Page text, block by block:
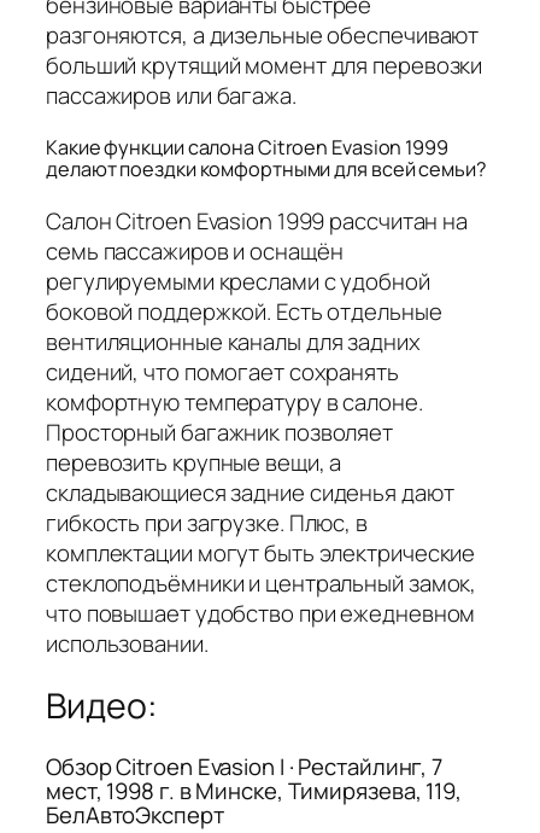
разгоняются, а дизельные обеспечивают
больший крутящий момент для перевозки
пассажиров или багажа.
Какие функции салона Citroen Evasion 1999
делают поездки комфортными для всей семьи?
Салон Citroen Evasion 1999 рассчитан на
семь пассажиров и оснащён
регулируемыми креслами с удобной
боковой поддержкой. Есть отдельные
вентиляционные каналы для задних
сидений, что помогает сохранять
комфортную температуру в салоне.
Просторный багажник позволяет
перевозить крупные вещи, а
складывающиеся задние сиденья дают
гибкость при загрузке. Плюс, в
комплектации могут быть электрические
стеклоподъёмники и центральный замок,
что повышает удобство при ежедневном
использовании.
Видео:
Обзор Citroen Evasion I · Рестайлинг, 7
мест, 1998 г. в Минске, Тимирязева, 119,
БелАвтоЭксперт